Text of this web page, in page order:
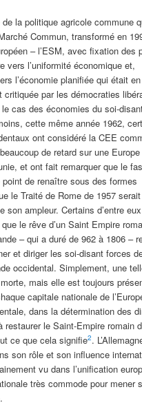
de la politique agricole commune
Commun, transformé en
– l’ESM, avec fixation des
vers l’uniformité économique et,
l’économie planifiée qui était
par les démocraties
cas des économies du soi-
cette même année 1962,
ont considéré la CEE
de retard sur une Europe
et ont fait remarquer que le
de renaître sous des formes
le Traité de Rome de 1957
son ampleur. Certains d’entre eux
le rêve d’un Saint Empire
– qui a duré de 962 à 1806 –
et diriger les soi-disant forces
occidental. Simplement, une
mais elle est toujours
capitale nationale de
dans la détermination des
restaurer le Saint-Empire romain
ce que cela signifie2.
son rôle et son influence
vu dans l’unification
très commode pour mener